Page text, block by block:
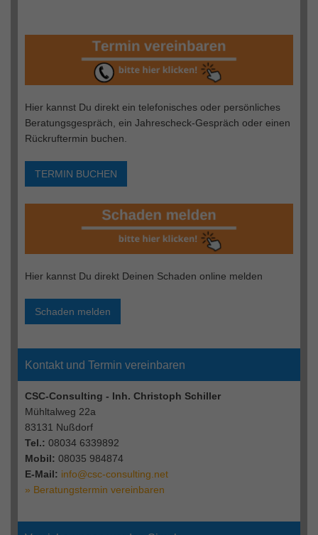
Hier kannst Du direkt ein telefonisches oder persönliches
Beratungsgespräch, ein Jahrescheck-Gespräch oder einen
Rückruftermin buchen.
TERMIN BUCHEN
Hier kannst Du direkt Deinen Schaden online melden
Schaden melden
Kontakt und Termin vereinbaren
CSC-Consulting - Inh. Christoph Schiller
Mühltalweg 22a
83131 Nußdorf
Tel.: 08034 6339892
Mobil: 08035 984874
E-Mail: info@csc-consulting.net
» Beratungstermin vereinbaren